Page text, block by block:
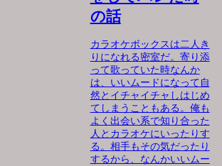
の話
カラオケボックスは二人き
りになれる密室だ。寄り添
って歌っていた時なんか
は、いいムードになって自
然とイチャイチャしはじめ
てしまうこともある。俺も
よく出会い系で知り合った
人とカラオケにいったりす
る。相手もその気だったり
するから、なんかいいムー